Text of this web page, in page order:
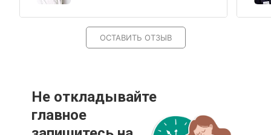
ОСТАВИТЬ ОТЗЫВ
Не откладывайте
главное